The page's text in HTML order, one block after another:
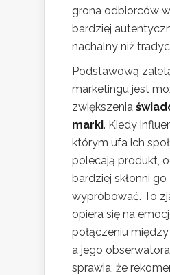
grona odbiorców
bardziej
nachalny niż
Podstawową
marketingu jest
zwiększenia
marki. Kiedy
którym ufa ich
polecają produkt,
bardziej skłonni go
wypróbować. To
opiera się na
połączeniu
a jego
sprawia, że